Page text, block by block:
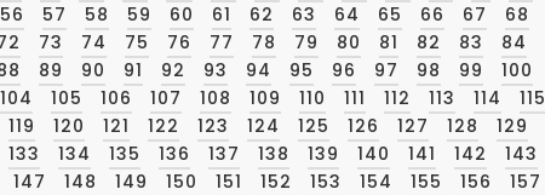
56 57 58 59 60 61 62 63 64 65 66 67
68
73 74 75 76 77 78 79 80 81 82 83
84
89 90 91 92 93 94 95 96 97 98 99
100
104 105 106 107 108 109 110 111 112 113 114
115
119 120 121 122 123 124 125 126 127 128
129
133 134 135 136 137 138 139 140 141 142
143
147 148 149 150 151 152 153 154 155 156
157